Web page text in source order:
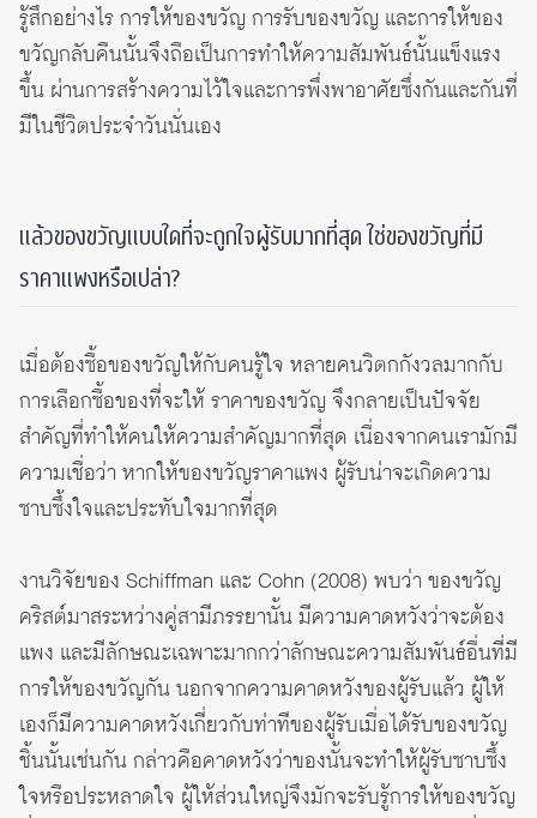
รู้สึกอย่างไร การให้ของขวัญ การรับของขวัญ และการให้ของ
ขวัญกลับคืนนั้นจึงถือเป็นการทำให้ความสัมพันธ์นั้นแข็งแรง
ขึ้น ผ่านการสร้างความไว้ใจและการพึ่งพาอาศัยซึ่งกันและกันที่
มีในชีวิตประจำวันนั่นเอง
แล้วของขวัญแบบใดที่จะถูกใจผู้รับมากที่สุด ใช่ของขวัญที่มี
ราคาแพงหรือเปล่า?
เมื่อต้องซื้อของขวัญให้กับคนรู้ใจ หลายคนวิตกกังวลมากกับ
การเลือกซื้อของที่จะให้ ราคาของขวัญ จึงกลายเป็นปัจจัย
สำคัญที่ทำให้คนให้ความสำคัญมากที่สุด เนื่องจากคนเรามักมี
ความเชื่อว่า หากให้ของขวัญราคาแพง ผู้รับน่าจะเกิดความ
ซาบซึ้งใจและประทับใจมากที่สุด
งานวิจัยของ Schiffman และ Cohn (2008) พบว่า ของขวัญ
คริสต์มาสระหว่างคู่สามีภรรยานั้น มีความคาดหวังว่าจะต้อง
แพง และมีลักษณะเฉพาะมากกว่าลักษณะความสัมพันธ์อื่นที่มี
การให้ของขวัญกัน นอกจากความคาดหวังของผู้รับแล้ว ผู้ให้
เองก็มีความคาดหวังเกี่ยวกับท่าทีของผู้รับเมื่อได้รับของขวัญ
ชิ้นนั้นเช่นกัน กล่าวคือคาดหวังว่าของนั้นจะทำให้ผู้รับซาบซึ้ง
ใจหรือประหลาดใจ ผู้ให้ส่วนใหญ่จึงมักจะรับรู้การให้ของขวัญ